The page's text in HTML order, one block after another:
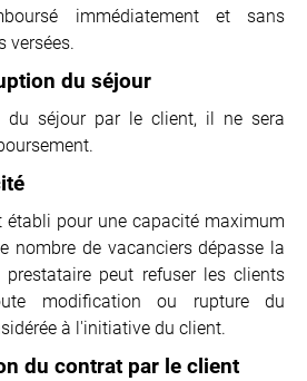
immédiatement et sans
versées.
du séjour
du séjour par le client, il ne sera
établi pour une capacité maximum
nombre de vacanciers dépasse la
peut refuser les clients
modification ou rupture du
à l'initiative du client.
du contrat par le client